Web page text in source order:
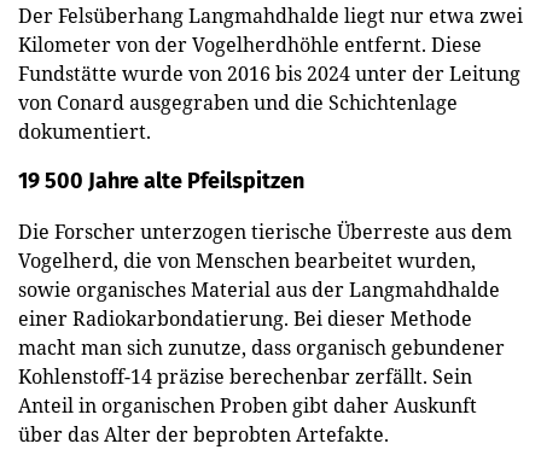
Der Felsüberhang Langmahdhalde liegt nur etwa zwei
Kilometer von der Vogelherdhöhle entfernt. Diese
Fundstätte wurde von 2016 bis 2024 unter der Leitung
von Conard ausgegraben und die Schichtenlage
dokumentiert.
19 500 Jahre alte Pfeilspitzen
Die Forscher unterzogen tierische Überreste aus dem
Vogelherd, die von Menschen bearbeitet wurden,
sowie organisches Material aus der Langmahdhalde
einer Radiokarbondatierung. Bei dieser Methode
macht man sich zunutze, dass organisch gebundener
Kohlenstoff-14 präzise berechenbar zerfällt. Sein
Anteil in organischen Proben gibt daher Auskunft
über das Alter der beprobten Artefakte.